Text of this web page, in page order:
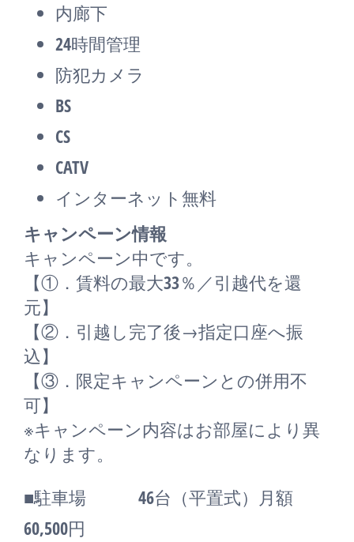
内廊下
24時間管理
防犯カメラ
BS
CS
CATV
インターネット無料
キャンペーン情報
キャンペーン中です。
【①．賃料の最大33％／引越代を還
元】
【②．引越し完了後→指定口座へ振
込】
【③．限定キャンペーンとの併用不
可】
※キャンペーン内容はお部屋により異
なります。
■駐車場 46台（平置式）月額
60,500円